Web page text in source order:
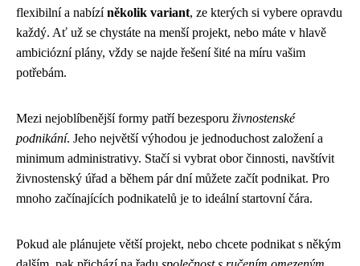
flexibilní a nabízíněkolik variant, ze kterých si vybere opravdu
každý. Ať už se chystáte na menší projekt, nebo máte v hlavě
ambiciózní plány, vždy se najde řešení šité na míru vašim
potřebám.
Mezi nejoblíbenější formy patří bezesporu živnostenské
podnikání. Jeho největší výhodou je jednoduchost založení a
minimum administrativy. Stačí si vybrat obor činnosti, navštívit
živnostenský úřad a během pár dní můžete začít podnikat. Pro
mnoho začínajících podnikatelů je to ideální startovní čára.
Pokud ale plánujete větší projekt, nebo chcete podnikat s někým